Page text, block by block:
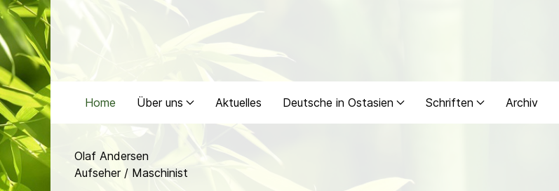
Home Über uns Aktuelles Deutsche in Ostasien Schriften Archiv
Olaf Andersen
Aufseher / Maschinist